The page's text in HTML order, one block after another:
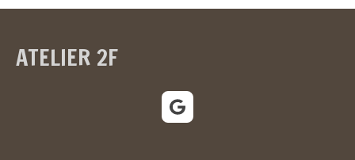
ATELIER 2F